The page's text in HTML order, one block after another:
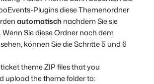
Plugins diese Themenordner
automatischnachdem Sie sie
Sie diese Ordner nach dem
können Sie die Schritte 5 und 6
theme ZIP files that you
upload the theme folder to: